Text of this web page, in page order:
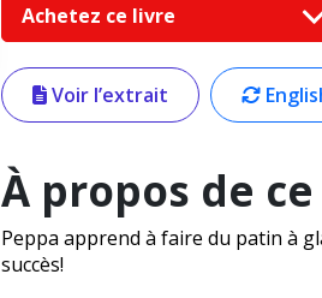
Achetez ce livre
Voir l’extrait
À propos de
Peppa apprend à faire du patin à
succès!